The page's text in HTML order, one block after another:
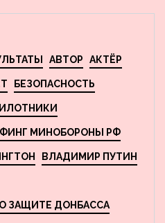
АВТОР АКТЁР
БЕЗОПАСНОСТЬ
МИНОБОРОНЫ РФ
ВЛАДИМИР ПУТИН
ЗАЩИТЕ ДОНБАССА